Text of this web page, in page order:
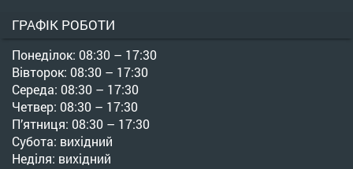
ГРАФІК РОБОТИ
Понеділок: 08:30 – 17:30
Вівторок: 08:30 – 17:30
Середа: 08:30 – 17:30
Четвер: 08:30 – 17:30
П’ятниця: 08:30 – 17:30
Субота: вихідний
Неділя: вихідний